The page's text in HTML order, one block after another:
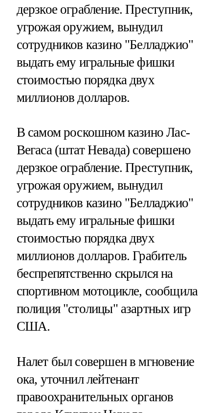
дерзкое ограбление. Преступник,
угрожая оружием, вынудил
сотрудников казино "Белладжио"
выдать ему игральные фишки
стоимостью порядка двух
миллионов долларов.
В самом роскошном казино Лас-
Вегаса (штат Невада) совершено
дерзкое ограбление. Преступник,
угрожая оружием, вынудил
сотрудников казино "Белладжио"
выдать ему игральные фишки
стоимостью порядка двух
миллионов долларов. Грабитель
беспрепятственно скрылся на
спортивном мотоцикле, сообщила
полиция "столицы" азартных игр
США.
Налет был совершен в мгновение
ока, уточнил лейтенант
правоохранительных органов